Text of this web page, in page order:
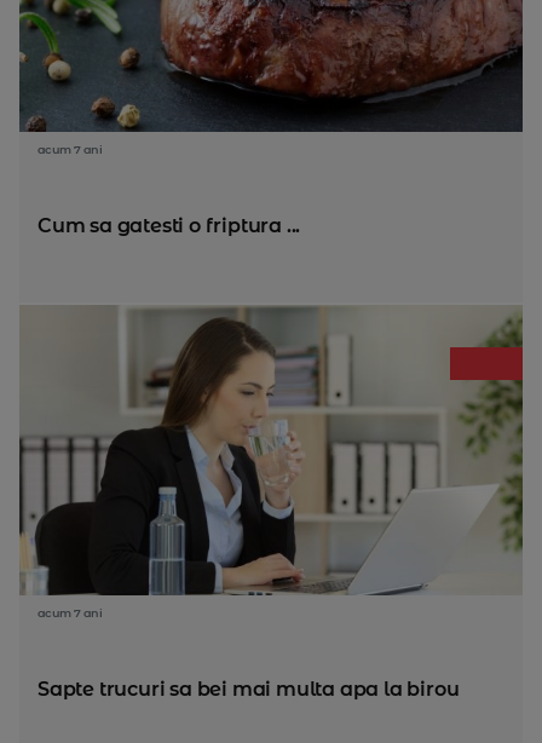
acum 7 ani
Cum sa gatesti o friptura ...
acum 7 ani
Sapte trucuri sa bei mai multa apa la birou